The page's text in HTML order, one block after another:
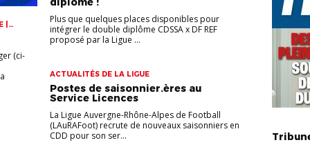
|
(ci-
Plus que quelques places disponibles pour
intégrer le double diplôme CDSSA x DF REF
proposé par la Ligue ...
ACTUALITÉS DE LA LIGUE
Postes de saisonnier.ères au
Service Licences
La Ligue Auvergne-Rhône-Alpes de Football
(LAuRAFoot) recrute de nouveaux saisonniers en
CDD pour son ser...